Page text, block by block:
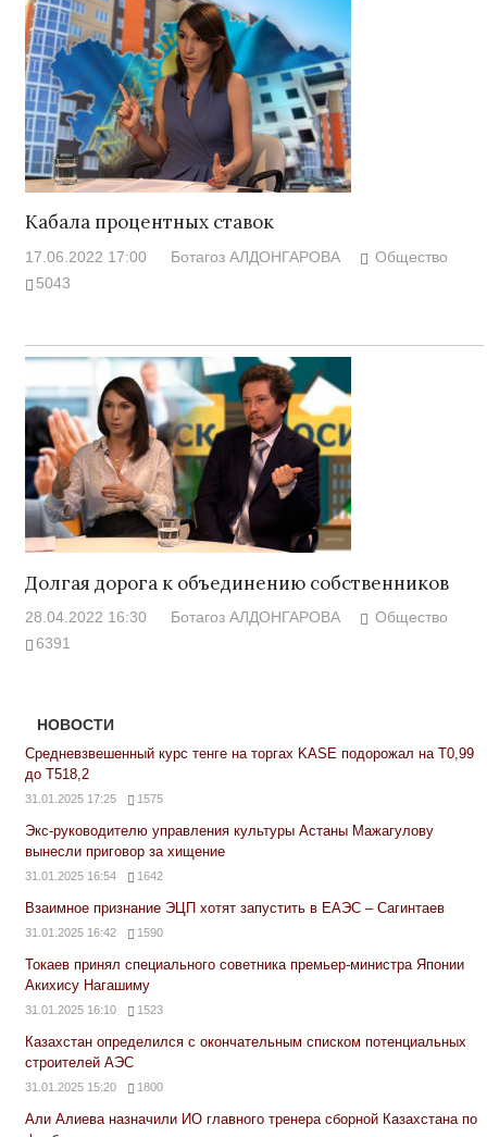
Кабала процентных ставок
17.06.2022 17:00 Ботагоз АЛДОНГАРОВА
Общество
5043
Долгая дорога к объединению собственников
28.04.2022 16:30 Ботагоз АЛДОНГАРОВА
Общество
6391
НОВОСТИ
Средневзвешенный курс тенге на торгах KASE подорожал на Т0,99
до Т518,2
31.01.2025 17:25 1575
Экс-руководителю управления культуры Астаны Мажагулову
вынесли приговор за хищение
31.01.2025 16:54 1642
Взаимное признание ЭЦП хотят запустить в ЕАЭС – Сагинтаев
31.01.2025 16:42 1590
Токаев принял специального советника премьер-министра Японии
Акихису Нагашиму
31.01.2025 16:10 1523
Казахстан определился с окончательным списком потенциальных
строителей АЭС
31.01.2025 15:20 1800
Али Алиева назначили ИО главного тренера сборной Казахстана по